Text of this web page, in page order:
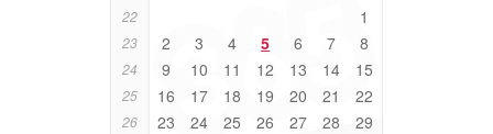
22 1
23 2 3 4 5 6 7 8
24 9 10 11 12 13 14 15
25 16 17 18 19 20 21 22
26 23 24 25 26 27 28 29